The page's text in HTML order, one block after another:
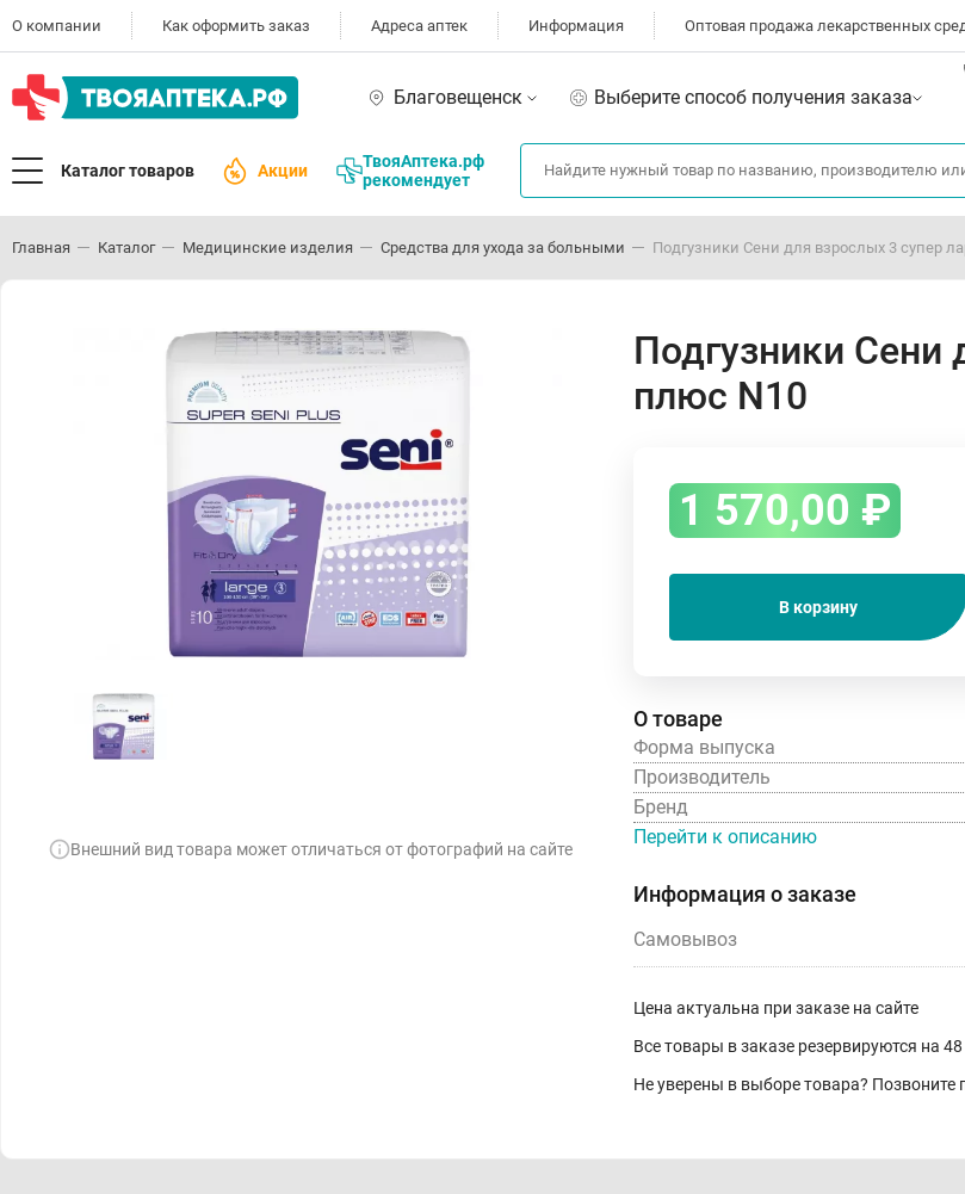
О компании Как оформить заказ Адреса аптек Информация Оптовая продажа лекарственных
Благовещенск Выберите способ получения заказа
Каталог товаров Акции
ТвояАптека.рф
рекомендует
Главная Каталог Медицинские изделия Средства для ухода за больными Подгузники Сени для взрослых 3 супер
Внешний вид товара может отличаться от фотографий на сайте
Подгузники Сени
плюс N10
1 570,00 ₽
В корзину
О товаре
Форма выпуска
Производитель
Бренд
Перейти к описанию
Информация о заказе
Самовывоз
Цена актуальна при заказе на сайте
Все товары в заказе резервируются на
Не уверены в выборе товара? Позвоните